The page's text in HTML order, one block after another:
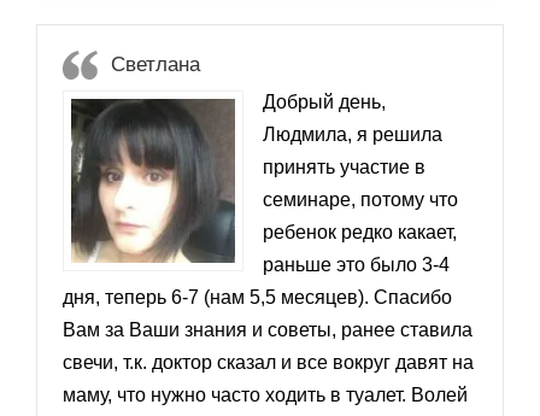
Светлана
Добрый день,
Людмила, я решила
принять участие в
семинаре, потому что
ребенок редко какает,
раньше это было 3-4
дня, теперь 6-7 (нам 5,5 месяцев). Спасибо
Вам за Ваши знания и советы, ранее ставила
свечи, т.к. доктор сказал и все вокруг давят на
маму, что нужно часто ходить в туалет. Волей